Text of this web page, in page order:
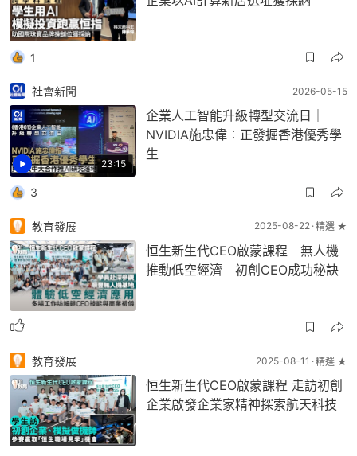
1
23:15
社會新聞 2026-05-15
企業人工智能升級轉型交流日｜
NVIDIA施忠偉︰正發掘香港優秀學
生
3
教育發展 2025-08-22 精選 ★
恒生新生代CEO啟蒙課程 無人機
推動低空經濟 初創CEO成功秘訣
教育發展 2025-08-11 精選 ★
恒生新生代CEO啟蒙課程 走訪初創
企業啟發企業家精神探索航天科技